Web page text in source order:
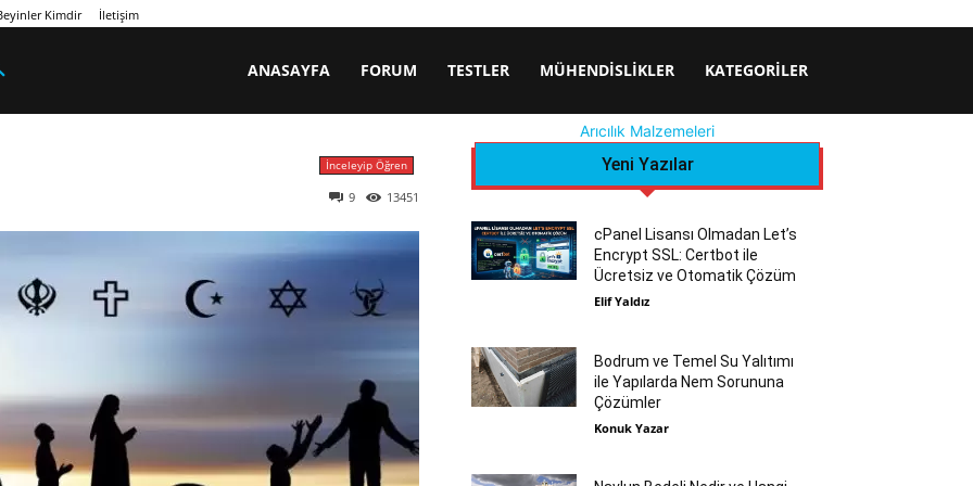
Kimdir İletişim
ANASAYFA FORUM TESTLER MÜHENDISLIKLER KATEGORILER
İnceleyip Öğren
13451
9
Arıcılık Malzemeleri
Yeni Yazılar
cPanel Lisansı Olmadan Let’s
Encrypt SSL: Certbot ile
Ücretsiz ve Otomatik Çözüm
Elif Yaldız
Bodrum ve Temel Su Yalıtımı
ile Yapılarda Nem Sorununa
Çözümler
Konuk Yazar